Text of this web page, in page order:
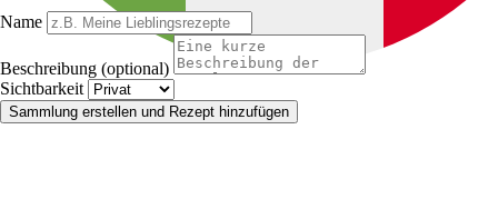
Name
Beschreibung (optional)
Sichtbarkeit
Sammlung erstellen und Rezept hinzufügen